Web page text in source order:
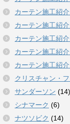
カーテン施工紹
カーテン施工紹
カーテン施工紹
カーテン施工紹
カーテン施工紹
クリスチャン・
サンダーソン (14)
シナマーク (6)
ナツソビク (14)